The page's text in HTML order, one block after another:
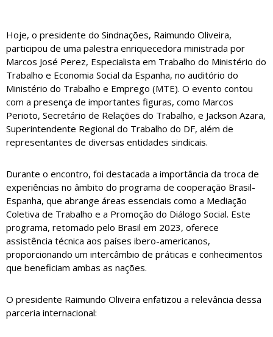
Hoje, o presidente do Sindnações, Raimundo Oliveira,
participou de uma palestra enriquecedora ministrada por
Marcos José Perez, Especialista em Trabalho do Ministério do
Trabalho e Economia Social da Espanha, no auditório do
Ministério do Trabalho e Emprego (MTE). O evento contou
com a presença de importantes figuras, como Marcos
Perioto, Secretário de Relações do Trabalho, e Jackson Azara,
Superintendente Regional do Trabalho do DF, além de
representantes de diversas entidades sindicais.
Durante o encontro, foi destacada a importância da troca de
experiências no âmbito do programa de cooperação Brasil-
Espanha, que abrange áreas essenciais como a Mediação
Coletiva de Trabalho e a Promoção do Diálogo Social. Este
programa, retomado pelo Brasil em 2023, oferece
assistência técnica aos países ibero-americanos,
proporcionando um intercâmbio de práticas e conhecimentos
que beneficiam ambas as nações.
O presidente Raimundo Oliveira enfatizou a relevância dessa
parceria internacional: